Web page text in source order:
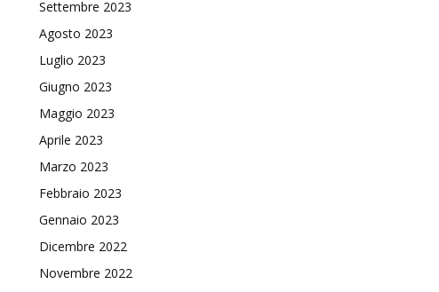
Settembre 2023
Agosto 2023
Luglio 2023
Giugno 2023
Maggio 2023
Aprile 2023
Marzo 2023
Febbraio 2023
Gennaio 2023
Dicembre 2022
Novembre 2022